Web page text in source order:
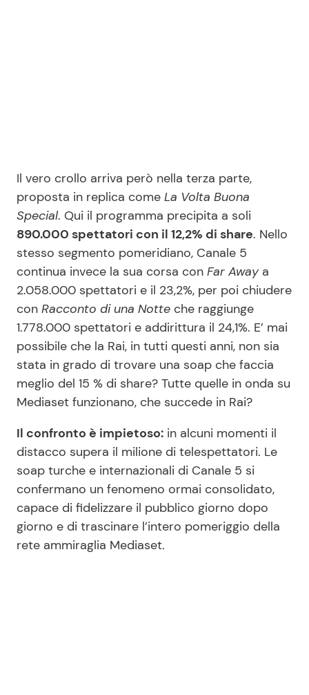
Il vero crollo arriva però nella terza parte,
proposta in replica come La Volta Buona
Special. Qui il programma precipita a soli
890.000 spettatori con il 12,2% di share. Nello
stesso segmento pomeridiano, Canale 5
continua invece la sua corsa con Far Awaya
2.058.000 spettatori e il 23,2%, per poi chiudere
con Racconto di una Notte che raggiunge
1.778.000 spettatori e addirittura il 24,1%. E’ mai
possibile che la Rai, in tutti questi anni, non sia
stata in grado di trovare una soap che faccia
meglio del 15 % di share? Tutte quelle in onda su
Mediaset funzionano, che succede in Rai?
Il confronto è impietoso: in alcuni momenti il
distacco supera il milione di telespettatori. Le
soap turche e internazionali di Canale 5 si
confermano un fenomeno ormai consolidato,
capace di fidelizzare il pubblico giorno dopo
giorno e di trascinare l’intero pomeriggio della
rete ammiraglia Mediaset.